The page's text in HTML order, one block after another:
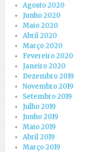
Agosto 2020
Junho 2020
Maio 2020
Abril 2020
Março 2020
Fevereiro 2020
Janeiro 2020
Dezembro 2019
Novembro 2019
Setembro 2019
Julho 2019
Junho 2019
Maio 2019
Abril 2019
Março 2019